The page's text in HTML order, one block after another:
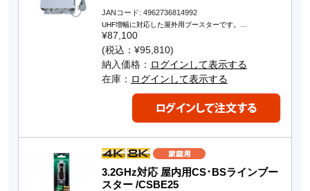
JANコード: 4962736814992
UHF増幅に対応した屋外用ブースターです。…
¥87,100
(税込：¥95,810)
納入価格： ログインして表示する
在庫： ログインして表示する
3.2GHz対応 屋内用CS･BSラインブー
スター /CSBE25